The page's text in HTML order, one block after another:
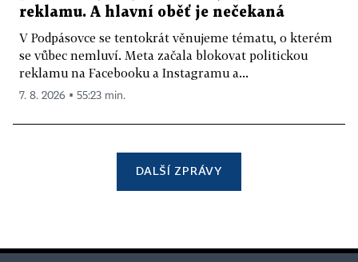
reklamu. A hlavní oběť je nečekaná
V Podpásovce se tentokrát věnujeme tématu, o kterém
se vůbec nemluví. Meta začala blokovat politickou
reklamu na Facebooku a Instagramu a...
7. 8. 2026 ▪ 55:23 min.
DALŠÍ ZPRÁVY